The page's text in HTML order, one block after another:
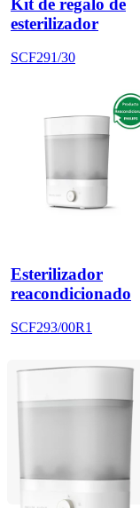
Kit de regalo de
esterilizador
SCF291/30
Esterilizador
reacondicionado
SCF293/00R1